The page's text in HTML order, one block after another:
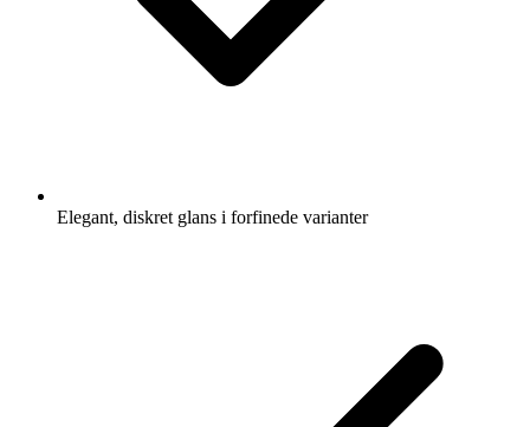
Elegant, diskret glans i forfinede varianter